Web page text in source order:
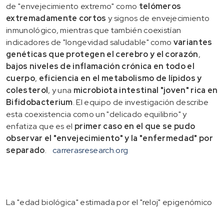
de "envejecimiento extremo" como telómeros
extremadamente cortos y signos de envejecimiento
inmunológico, mientras que también coexistían
indicadores de "longevidad saludable" como variantes
genéticas que protegen el cerebro y el corazón,
bajos niveles de inflamación crónica en todo el
cuerpo, eficiencia en el metabolismo de lípidos y
colesterol, y una microbiota intestinal "joven" rica en
Bifidobacterium. El equipo de investigación describe
esta coexistencia como un "delicado equilibrio" y
enfatiza que es el primer caso en el que se pudo
observar el "envejecimiento" y la "enfermedad" por
separado. carrerasresearch.org
La "edad biológica" estimada por el "reloj" epigenómico